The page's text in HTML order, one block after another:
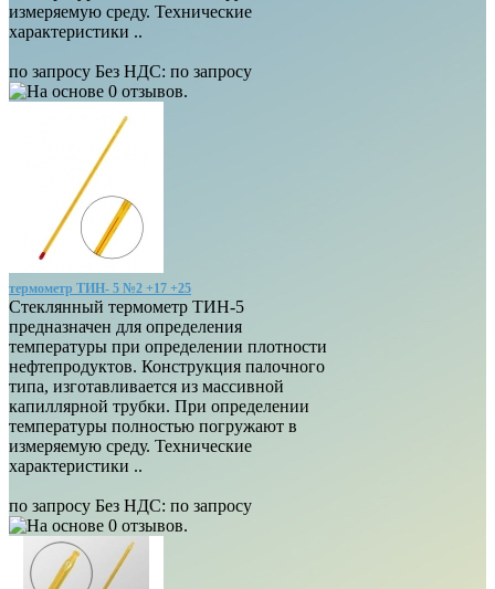
измеряемую среду. Технические
характеристики ..
по запросу Без НДС: по запросу
термометр ТИН- 5 №2 +17 +25
Стеклянный термометр ТИН-5
предназначен для определения
температуры при определении плотности
нефтепродуктов. Конструкция палочного
типа, изготавливается из массивной
капиллярной трубки. При определении
температуры полностью погружают в
измеряемую среду. Технические
характеристики ..
по запросу Без НДС: по запросу